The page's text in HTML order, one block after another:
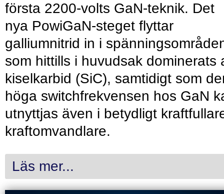
första 2200-volts GaN-teknik. Det
nya PowiGaN-steget flyttar
galliumnitrid in i
som hittills i huvudsak dominerats
kiselkarbid (SiC), samtidigt som
höga switchfrekvensen hos GaN
utnyttjas även i betydligt
kraftomvandlare.
Läs mer...